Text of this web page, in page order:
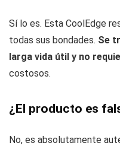
Sí lo es. Esta CoolEdge
todas sus bondades. Se
larga vida útil y no
costosos.
¿El producto es
No, es absolutamente